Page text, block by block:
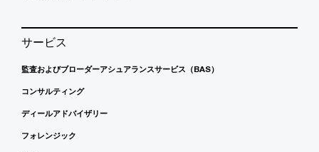
サービス
監査およびブローダーアシュアランスサービス（BAS）
コンサルティング
ディールアドバイザリー
フォレンジック